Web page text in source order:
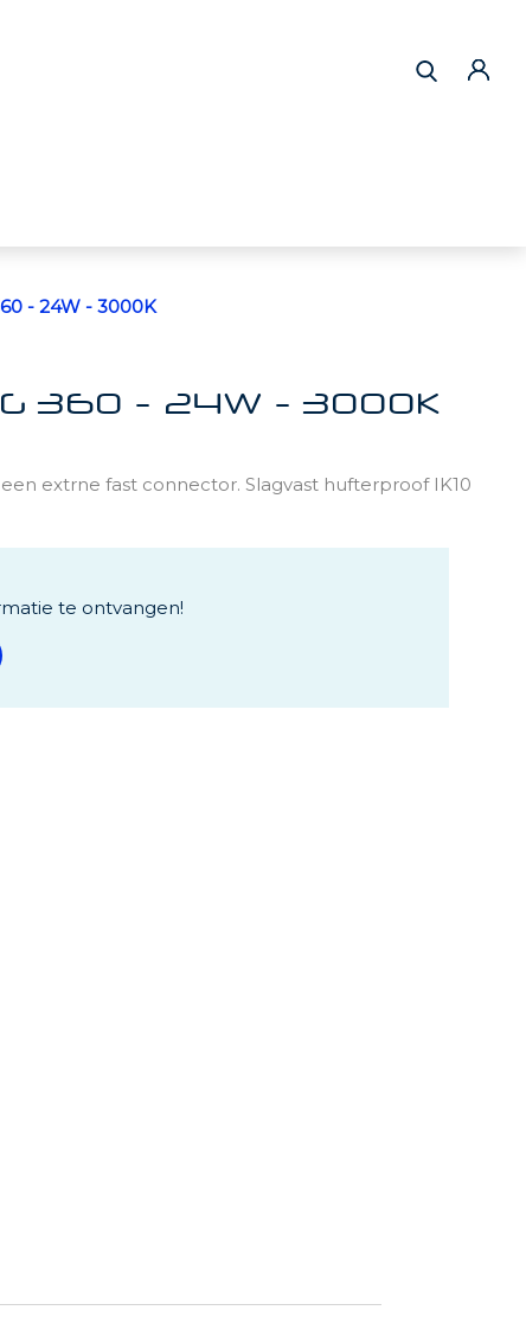
- 24W - 3000K
360 - 24W - 3000K
extrne fast connector. Slagvast hufterproof IK10
te ontvangen!